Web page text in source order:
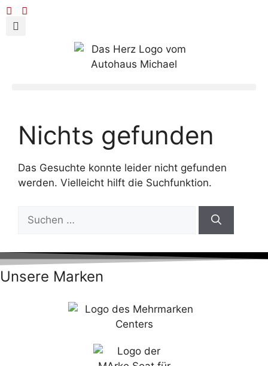
Nichts gefunden
Das Gesuchte konnte leider nicht gefunden
werden. Vielleicht hilft die Suchfunktion.
Unsere Marken